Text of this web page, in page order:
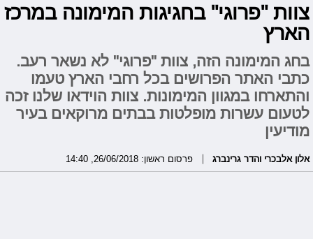
צוות "פרוגי" בחגיגות המימונה במרכז
הארץ
בחג המימונה הזה, צוות "פרוגי" לא נשאר רעב.
כתבי האתר הפרושים בכל רחבי הארץ טעמו
והתארחו במגוון המימונות. צוות הוידאו שלנו זכה
לטעום עשרות מופלטות בבתים מרוקאים בעיר
מודיעין
אלון אלבכרי והדר גרינברג פרסום ראשון: 26/06/2018, 14:40